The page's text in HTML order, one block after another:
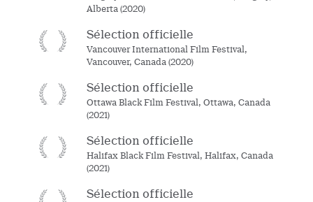
Alberta (2020)
Sélection officielle
Vancouver International Film Festival,
Vancouver, Canada (2020)
Sélection officielle
Ottawa Black Film Festival, Ottawa, Canada
(2021)
Sélection officielle
Halifax Black Film Festival, Halifax, Canada
(2021)
Sélection officielle